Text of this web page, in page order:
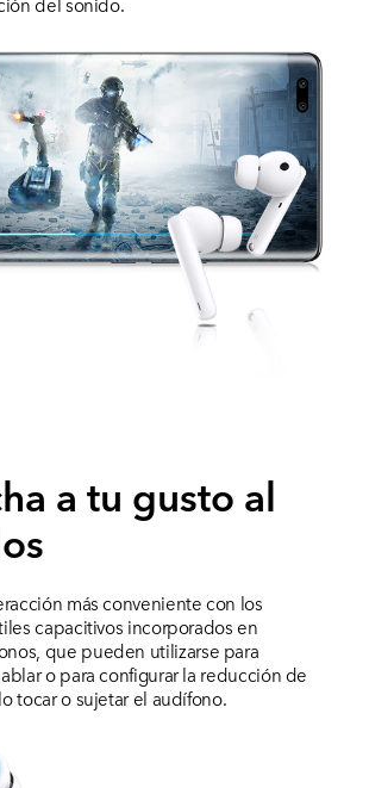
a tu gusto al
más conveniente con los
capacitivos incorporados en
que pueden utilizarse para
o para configurar la reducción de
tocar o sujetar el audífono.